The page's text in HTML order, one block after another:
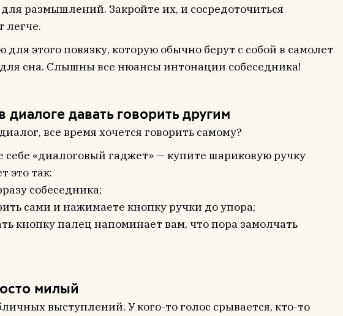
размышлений. Закройте их, и сосредоточиться
легче.
для этого повязку, которую обычно берут с собой в самолет
сна. Слышны все нюансы интонации собеседника!
диалоге давать говорить другим
все время хочется говорить самому?
себе «диалоговый гаджет» — купите шариковую ручку
это так:
собеседника;
сами и нажимаете кнопку ручки до упора;
кнопку палец напоминает вам, что пора замолчать
милый
выступлений. У кого-то голос срывается, кто-то